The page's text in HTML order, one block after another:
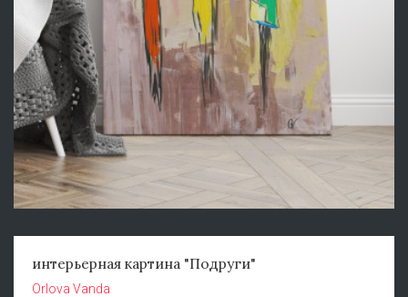
интерьерная картина "Подруги"
Orlova Vanda